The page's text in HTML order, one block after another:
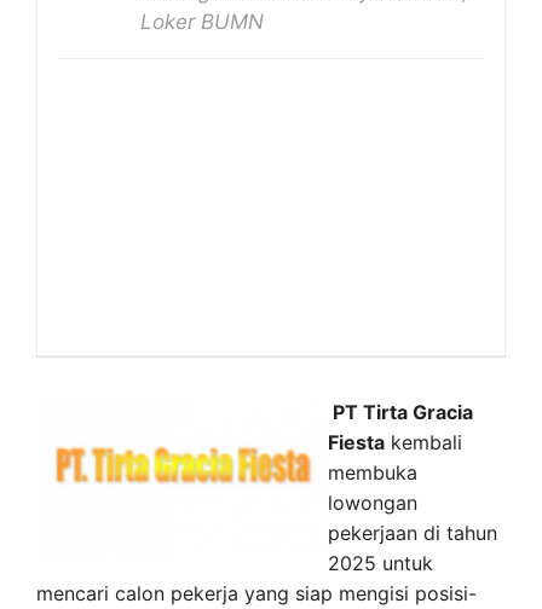
Loker BUMN
PT Tirta Gracia
Fiesta kembali
membuka
lowongan
pekerjaan di tahun
2025 untuk
mencari calon pekerja yang siap mengisi posisi-